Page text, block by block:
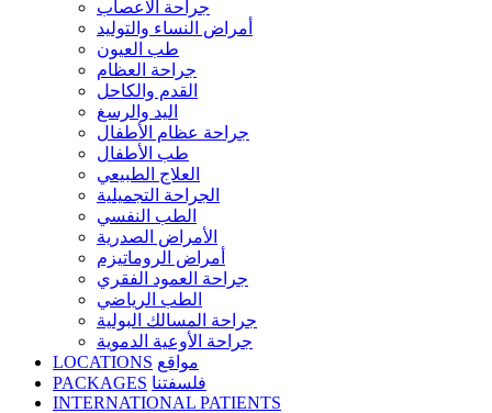
جراحة الاعصاب
أمراض النساء والتوليد
طب العيون
جراحة العظام
القدم والكاحل
اليد والرسغ
جراحة عظام الأطفال
طب الأطفال
العلاج الطبيعي
الجراحة التجميلية
الطب النفسي
الأمراض الصدرية
أمراض الروماتيزم
جراحة العمود الفقري
الطب الرياضي
جراحة المسالك البولية
جراحة الأوعية الدموية
LOCATIONS مواقع
PACKAGES فلسفتنا
INTERNATIONAL PATIENTS